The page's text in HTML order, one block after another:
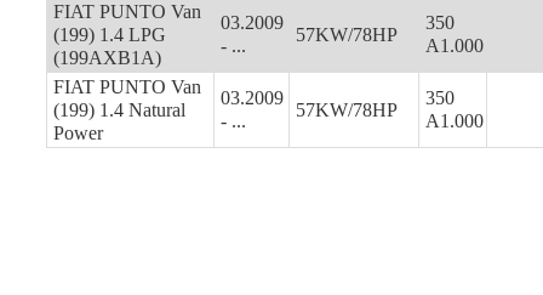
FIAT PUNTO Van
(199) 1.4 LPG
(199AXB1A)
03.2009
- ...
57KW/78HP
350
A1.000
FIAT PUNTO Van
(199) 1.4 Natural
Power
03.2009
- ...
57KW/78HP
350
A1.000